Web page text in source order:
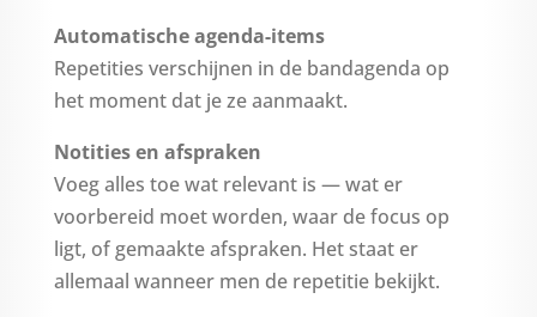
Automatische agenda-items
Repetities verschijnen in de bandagenda op
het moment dat je ze aanmaakt.
Notities en afspraken
Voeg alles toe wat relevant is — wat er
voorbereid moet worden, waar de focus op
ligt, of gemaakte afspraken. Het staat er
allemaal wanneer men de repetitie bekijkt.